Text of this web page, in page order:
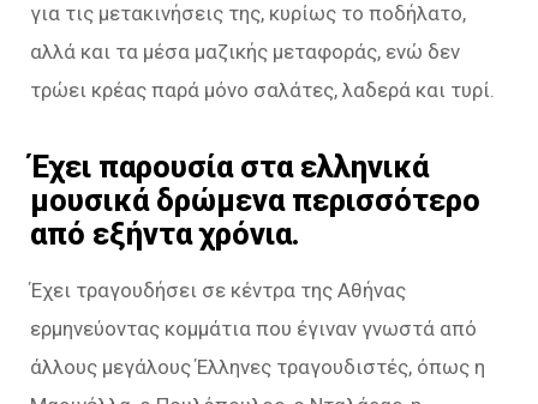
για τις μετακινήσεις της, κυρίως το ποδήλατο,
αλλά και τα μέσα μαζικής μεταφοράς, ενώ δεν
τρώει κρέας παρά μόνο σαλάτες, λαδερά και τυρί.
Έχει παρουσία στα ελληνικά
μουσικά δρώμενα περισσότερο
από εξήντα χρόνια.
Έχει τραγουδήσει σε κέντρα της Αθήνας
ερμηνεύοντας κομμάτια που έγιναν γνωστά από
άλλους μεγάλους Έλληνες τραγουδιστές, όπως η